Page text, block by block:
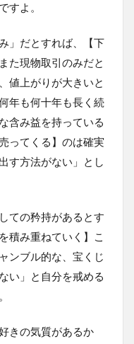
すよ。
」だとすれば、【下
た現物取引のみだと
値上がりが大きいと
年も何十年も長く続
含み益を持っている
ってくる】のは確実
す方法がない」とし
ての矜持があるとす
積み重ねていく】こ
ンブル的な、宝くじ
い」と自分を戒める
きの気質があるか